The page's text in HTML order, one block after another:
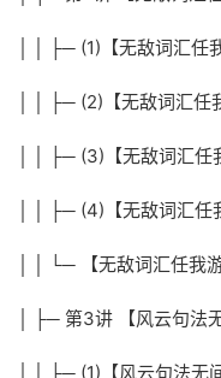
│ │ ├─ (1)【无敌词汇任
│ │ ├─ (2)【无敌词汇任
│ │ ├─ (3)【无敌词汇任
│ │ ├─ (4)【无敌词汇任
│ │ └─ 【无敌词汇任我
│ ├─ 第3讲 【风云句法
│ │ ├─ (1)【风云句法